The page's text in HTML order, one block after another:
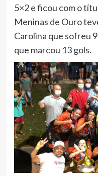
5×2 e ficou com o
Meninas de Ouro
Carolina que sofreu
que marcou 13 gols.